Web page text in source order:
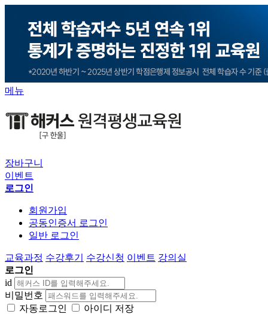
메뉴
장바구니
이벤트
로그인
회원가입
공동인증서 로그인
일반 로그인
교육과정 수강후기 수강신청 이벤트 강의실
로그인
id
비밀번호
자동로그인
아이디 저장